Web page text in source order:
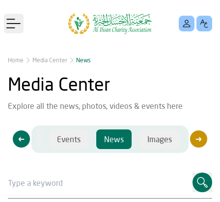
Open main menu
Home Media Center News
Media Center
Explore all the news, photos, videos & events here
Videos Events News Images Videos